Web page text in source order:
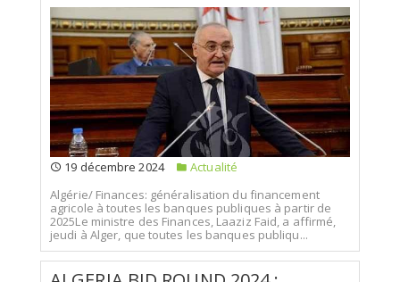
19 décembre 2024
Actualité
Algérie/ Finances: généralisation du financement
agricole à toutes les banques publiques à partir de
2025Le ministre des Finances, Laaziz Faid, a affirmé,
jeudi à Alger, que toutes les banques publiqu...